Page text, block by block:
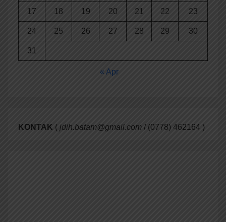
17 18 19 20 21 22 23
24 25 26 27 28 29 30
31
« Apr
KONTAK ( jdih.batam@gmail.com / (0778) 462164 )